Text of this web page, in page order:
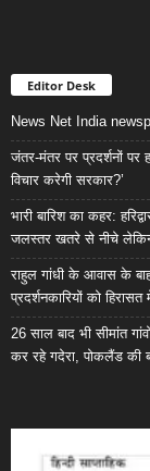
Editor Desk
News Net India
जंतर-मंतर पर प्रदर्शनों पर
विचार करेगी सरकार?’
भारी बारिश का कहर:
जलस्तर खतरे से नीचे लेकिन
राहुल गांधी के आवास के
प्रदर्शनकारियों को हिरासत
26 साल बाद भी सीमांत
कर रहे गदेरा, पोकलैंड की